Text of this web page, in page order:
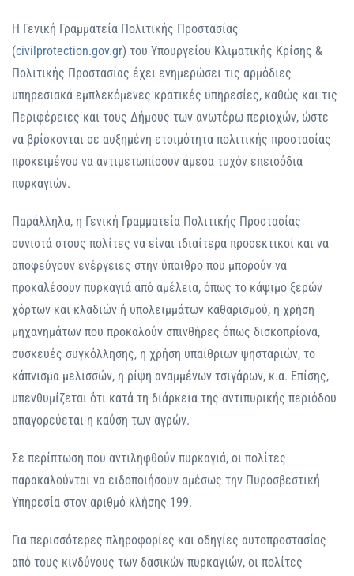
Η Γενική Γραμματεία Πολιτικής Προστασίας
(civilprotection.gov.gr) του Υπουργείου Κλιματικής Κρίσης &
Πολιτικής Προστασίας έχει ενημερώσει τις αρμόδιες
υπηρεσιακά εμπλεκόμενες κρατικές υπηρεσίες, καθώς και τις
Περιφέρειες και τους Δήμους των ανωτέρω περιοχών, ώστε
να βρίσκονται σε αυξημένη ετοιμότητα πολιτικής προστασίας
προκειμένου να αντιμετωπίσουν άμεσα τυχόν επεισόδια
πυρκαγιών.
Παράλληλα, η Γενική Γραμματεία Πολιτικής Προστασίας
συνιστά στους πολίτες να είναι ιδιαίτερα προσεκτικοί και να
αποφεύγουν ενέργειες στην ύπαιθρο που μπορούν να
προκαλέσουν πυρκαγιά από αμέλεια, όπως το κάψιμο ξερών
χόρτων και κλαδιών ή υπολειμμάτων καθαρισμού, η χρήση
μηχανημάτων που προκαλούν σπινθήρες όπως δισκοπρίονα,
συσκευές συγκόλλησης, η χρήση υπαίθριων ψησταριών, το
κάπνισμα μελισσών, η ρίψη αναμμένων τσιγάρων, κ.α. Επίσης,
υπενθυμίζεται ότι κατά τη διάρκεια της αντιπυρικής περιόδου
απαγορεύεται η καύση των αγρών.
Σε περίπτωση που αντιληφθούν πυρκαγιά, οι πολίτες
παρακαλούνται να ειδοποιήσουν αμέσως την Πυροσβεστική
Υπηρεσία στον αριθμό κλήσης 199.
Για περισσότερες πληροφορίες και οδηγίες αυτοπροστασίας
από τους κινδύνους των δασικών πυρκαγιών, οι πολίτες